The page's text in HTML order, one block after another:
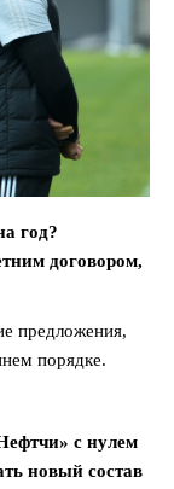
год?
договором,
предложения,
порядке.
с нулем
новый состав